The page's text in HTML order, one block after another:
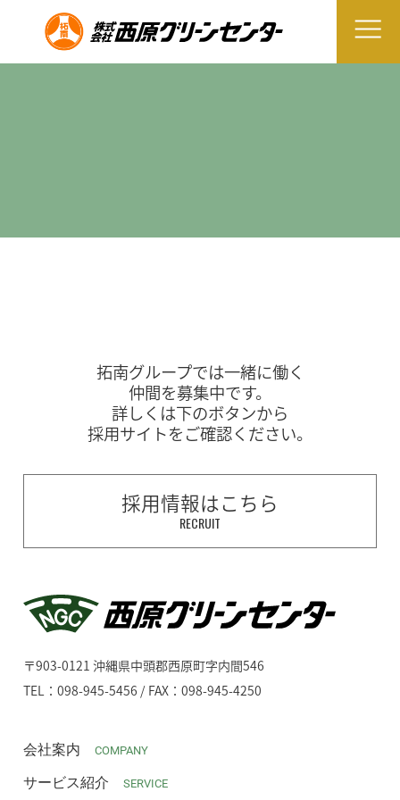
拓南グループでは一緒に働く
仲間を募集中です。
詳しくは下のボタンから
採用サイトをご確認ください。
採用情報はこちら
RECRUIT
〒903-0121 沖縄県中頭郡西原町字内間546
TEL：098-945-5456 / FAX：098-945-4250
会社案内 COMPANY
サービス紹介 SERVICE